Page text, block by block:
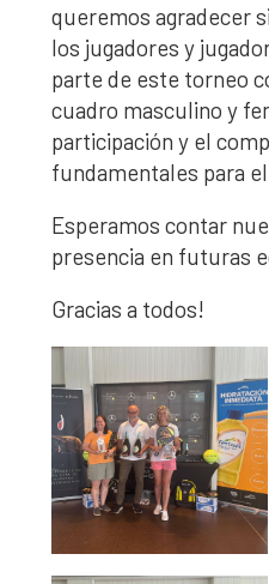
queremos agradecer
los jugadores y
parte de este torneo
cuadro masculino y
participación y el
fundamentales para
Esperamos contar
presencia en futuras
Gracias a todos!